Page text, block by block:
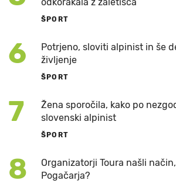
ŠPORT
6
Potrjeno, sloviti alpinist in še
življenje
ŠPORT
7
Žena sporočila, kako po
slovenski alpinist
ŠPORT
8
Organizatorji Toura našli
Pogačarja?